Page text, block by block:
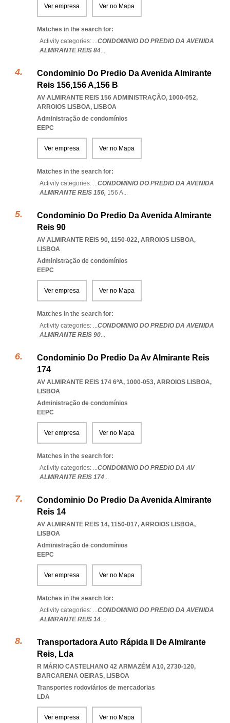
Ver empresa Ver no Mapa
Matches in the search for:
Activity categories: ...CONDOMINIO DO PREDIO DA AVENIDA
ALMIRANTE REIS 84...
Condominio Do Predio Da Avenida Almirante
Reis 156,156 A,156 B
AV ALMIRANTE REIS 156 ADMINISTRAÇÃO, 1000-052,
ARROIOS LISBOA, LISBOA
Administração de condomínios
EEPC
Ver empresa Ver no Mapa
Matches in the search for:
Activity categories: ...CONDOMINIO DO PREDIO DA AVENIDA
ALMIRANTE REIS 156, 156 A...
Condominio Do Predio Da Avenida Almirante
Reis 90
AV ALMIRANTE REIS 90, 1150-022, ARROIOS LISBOA,
LISBOA
Administração de condomínios
EEPC
Ver empresa Ver no Mapa
Matches in the search for:
Activity categories: ...CONDOMINIO DO PREDIO DA AVENIDA
ALMIRANTE REIS 90...
Condominio Do Predio Da Av Almirante Reis
174
AV ALMIRANTE REIS 174 6ºA, 1000-053, ARROIOS LISBOA,
LISBOA
Administração de condomínios
EEPC
Ver empresa Ver no Mapa
Matches in the search for:
Activity categories: ...CONDOMINIO DO PREDIO DA AV
ALMIRANTE REIS 174...
Condominio Do Predio Da Avenida Almirante
Reis 14
AV ALMIRANTE REIS 14, 1150-017, ARROIOS LISBOA,
LISBOA
Administração de condomínios
EEPC
Ver empresa Ver no Mapa
Matches in the search for:
Activity categories: ...CONDOMINIO DO PREDIO DA AVENIDA
ALMIRANTE REIS 14...
Transportadora Auto Rápida Ii De Almirante
Reis, Lda
R MÁRIO CASTELHANO 42 ARMAZÉM A10, 2730-120,
BARCARENA OEIRAS, LISBOA
Transportes rodoviários de mercadorias
LDA
Ver empresa Ver no Mapa